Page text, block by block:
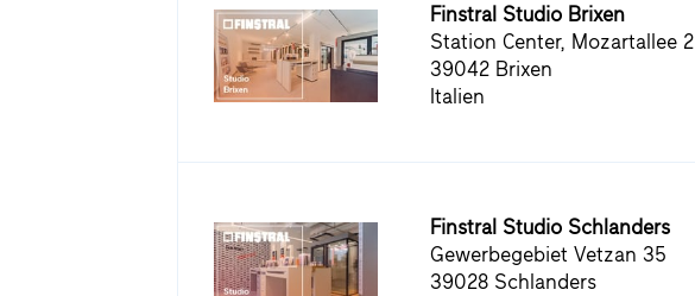
Finstral Studio Brixen
Station Center, Mozartallee 2
39042 Brixen
Italien
Finstral Studio Schlanders
Gewerbegebiet Vetzan 35
39028 Schlanders